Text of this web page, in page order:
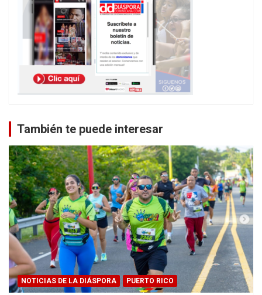
También te puede interesar
NOTICIAS DE LA DIÁSPORA PUERTO RICO